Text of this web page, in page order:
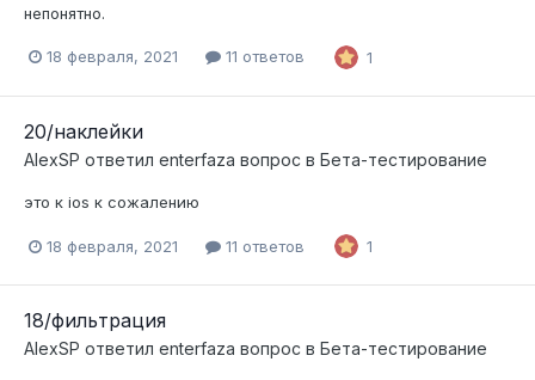
непонятно.
18 февраля, 2021 11 ответов 1
20/наклейки
AlexSP ответил enterfaza вопрос в Бета-тестирование
это к ios к сожалению
18 февраля, 2021 11 ответов 1
18/фильтрация
AlexSP ответил enterfaza вопрос в Бета-тестирование